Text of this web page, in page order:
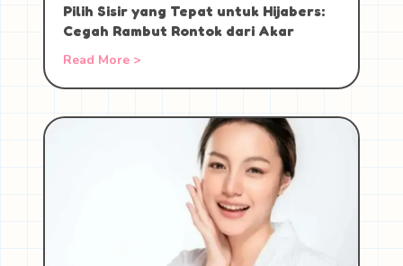
Pilih Sisir yang Tepat untuk Hijabers:
Cegah Rambut Rontok dari Akar
Read More >